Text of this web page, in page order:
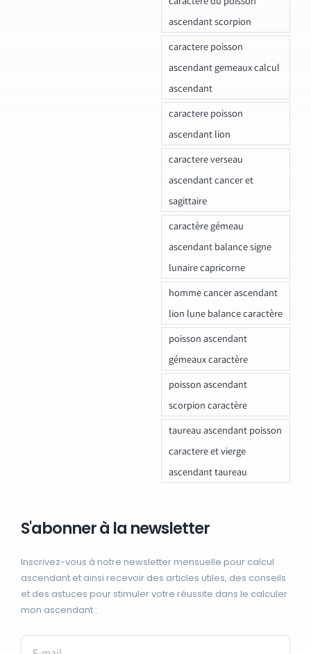
ascendant scorpion
caractere poisson
ascendant gemeaux calcul
ascendant
caractere poisson
ascendant lion
caractere verseau
ascendant cancer et
sagittaire
caractère gémeau
ascendant balance signe
lunaire capricorne
homme cancer ascendant
lion lune balance caractère
poisson ascendant
gémeaux caractère
poisson ascendant
scorpion caractère
taureau ascendant poisson
caractere et vierge
ascendant taureau
S'abonner à la newsletter
Inscrivez-vous à notre newsletter mensuelle pour calcul
ascendant et ainsi recevoir des articles utiles, des conseils
et des astuces pour stimuler votre réussite dans le calculer
mon ascendant :